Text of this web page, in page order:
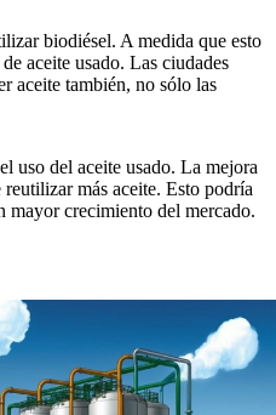
biodiésel. A medida que esto
aceite usado. Las ciudades
aceite también, no sólo las
uso del aceite usado. La mejora
más aceite. Esto podría
mayor crecimiento del mercado.